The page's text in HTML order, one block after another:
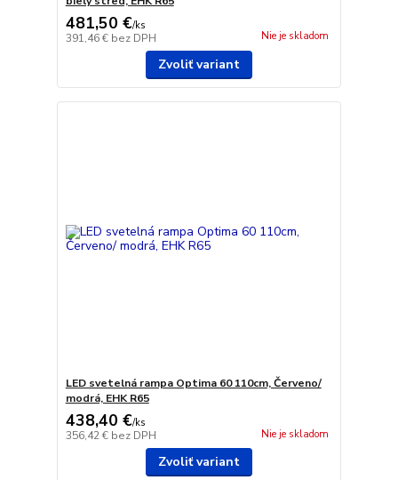
481,50 €/ks
391,46 € bez DPH Nie je skladom
Zvoliť variant
LED svetelná rampa Optima 60 110cm, Červeno/
modrá, EHK R65
438,40 €/ks
356,42 € bez DPH Nie je skladom
Zvoliť variant